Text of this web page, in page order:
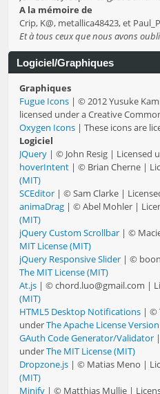
A la mémoire de
Crip, K@, metallica48423, et
Et à tous ceux que nous avons
Logiciel/Graphiques
Graphiques
Fugue Icons | © 2012 Yusuke
licensed under a Creative
Oxygen Icons | These icons are
Logiciel
JQuery | © John Resig | Licensed
hoverIntent | © Brian Cherne |
(MIT)
SCEditor | © Sam Clarke |
animaDrag | © Abel Mohler |
(MIT)
jQuery Custom Scrollbar | ©
MIT License (MIT)
jQuery Responsive Slider | ©
The MIT License (MIT)
At.js | © chord.luo@gmail.com |
(MIT)
HTML5 Desktop Notifications | ©
underThe Apache License
GAuth Code Generator/Validator
underThe MIT License (MIT)
Dropzone.js | © Matias Meno |
(MIT)
Minify | © Matthias Mullie |